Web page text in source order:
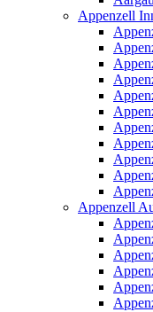
Appenzell
Appenzell